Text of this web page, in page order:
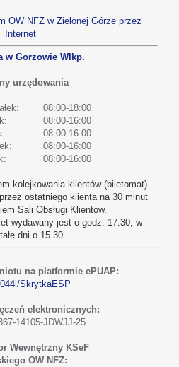
OW NFZ w Zielonej Górze przez
Internet
w Gorzowie Wlkp.
urzędowania
08:00-18:00
08:00-16:00
08:00-16:00
08:00-16:00
08:00-16:00
kolejkowania klientów (biletomat)
ostatniego klienta na 30 minut
Sali Obsługi Klientów.
wydawany jest o godz. 17.30, w
dni o 15.30.
na platformie ePUAP:
SkrytkaESP
elektronicznych:
14105-JDWJJ-25
Wewnętrzny KSeF
OW NFZ: